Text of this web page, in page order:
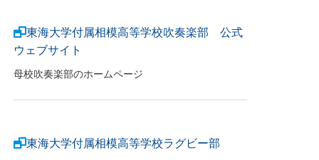
東海大学付属相模高等学校吹奏楽部 公式
ウェブサイト
母校吹奏楽部のホームページ
東海大学付属相模高等学校ラグビー部